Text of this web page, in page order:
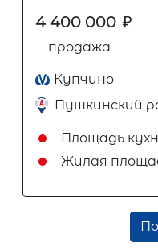
4 400 000 ₽
продажа
Купчино
Пушкинский
Площадь
Жилая